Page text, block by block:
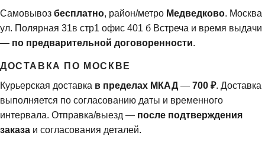
Самовывоз бесплатно, район/метро Медведково. Москва
ул. Полярная 31в стр1 офис 401 б Встреча и время выдачи
— по предварительной договоренности.
ДОСТАВКА ПО МОСКВЕ
Курьерская доставка в пределах МКАД — 700 ₽. Доставка
выполняется по согласованию даты и временного
интервала. Отправка/выезд — после подтверждения
заказа и согласования деталей.